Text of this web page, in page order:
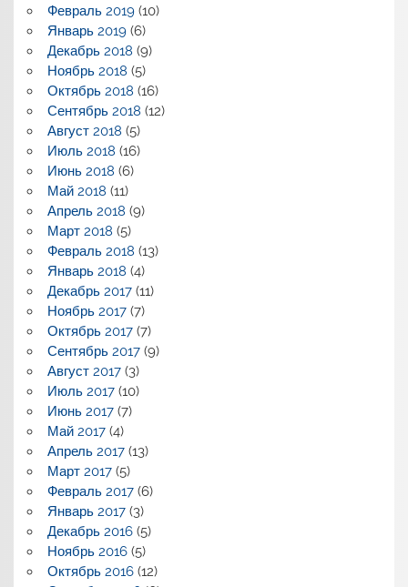
Февраль 2019(10)
Январь 2019(6)
Декабрь 2018 (9)
Ноябрь 2018 (5)
Октябрь 2018 (16)
Сентябрь 2018 (12)
Август 2018 (5)
Июль 2018 (16)
Июнь 2018 (6)
Май 2018 (11)
Апрель 2018 (9)
Март 2018 (5)
Февраль 2018 (13)
Январь 2018 (4)
Декабрь 2017(11)
Ноябрь 2017(7)
Октябрь 2017(7)
Сентябрь 2017(9)
Август 2017(3)
Июль 2017(10)
Июнь 2017(7)
Май 2017(4)
Апрель 2017(13)
Март 2017(5)
Февраль 2017(6)
Январь 2017(3)
Декабрь 2016(5)
Ноябрь 2016(5)
Октябрь 2016(12)